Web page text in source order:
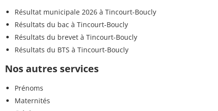
Résultat municipale 2026 à Tincourt-Boucly
Résultats du bac à Tincourt-Boucly
Résultats du brevet à Tincourt-Boucly
Résultats du BTS à Tincourt-Boucly
Nos autres services
Prénoms
Maternités